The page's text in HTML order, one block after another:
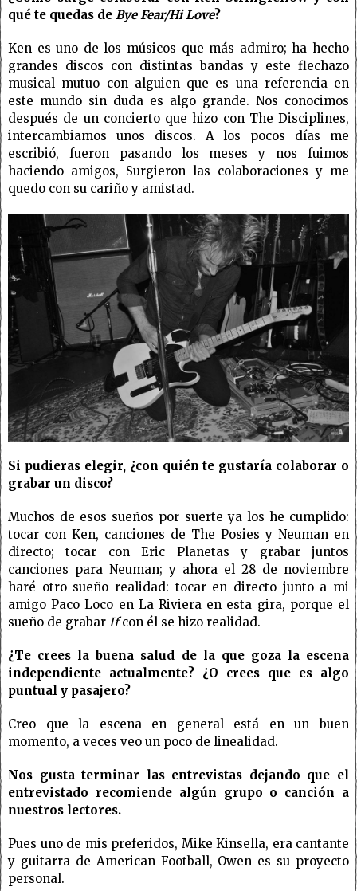
qué te quedas de Bye Fear/Hi Love?
Ken es uno de los músicos que más admiro; ha hecho
grandes discos con distintas bandas y este flechazo
musical mutuo con alguien que es una referencia en
este mundo sin duda es algo grande. Nos conocimos
después de un concierto que hizo con The Disciplines,
intercambiamos unos discos. A los pocos días me
escribió, fueron pasando los meses y nos fuimos
haciendo amigos, Surgieron las colaboraciones y me
quedo con su cariño y amistad.
Si pudieras elegir, ¿con quién te gustaría colaborar o
grabar un disco?
Muchos de esos sueños por suerte ya los he cumplido:
tocar con Ken, canciones de The Posies y Neuman en
directo; tocar con Eric Planetas y grabar juntos
canciones para Neuman; y ahora el 28 de noviembre
haré otro sueño realidad: tocar en directo junto a mi
amigo Paco Loco en La Riviera en esta gira, porque el
sueño de grabar Ifcon él se hizo realidad.
¿Te crees la buena salud de la que goza la escena
independiente actualmente? ¿O crees que es algo
puntual y pasajero?
Creo que la escena en general está en un buen
momento, a veces veo un poco de linealidad.
Nos gusta terminar las entrevistas dejando que el
entrevistado recomiende algún grupo o canción a
nuestros lectores.
Pues uno de mis preferidos, Mike Kinsella, era cantante
y guitarra de American Football, Owen es su proyecto
personal.